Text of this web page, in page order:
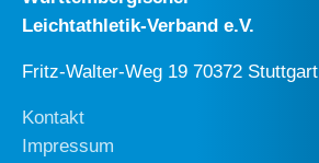
Leichtathletik-Verband e.V.
Fritz-Walter-Weg 19 70372 Stuttgart
Kontakt
Impressum